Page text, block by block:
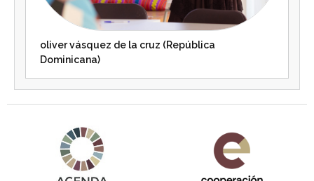
oliver vásquez de la cruz (República
Dominicana)